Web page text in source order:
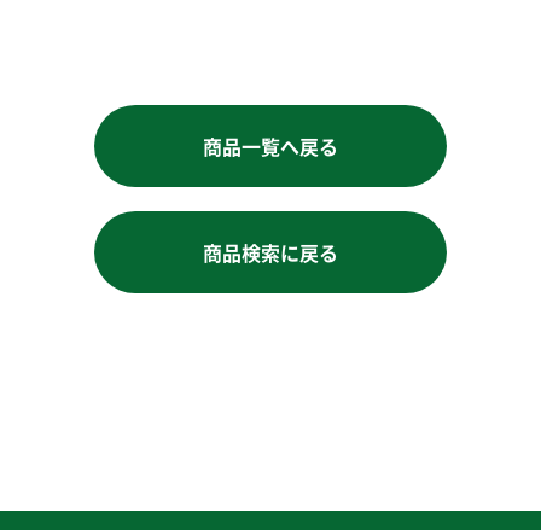
商品一覧へ戻る
商品検索に戻る